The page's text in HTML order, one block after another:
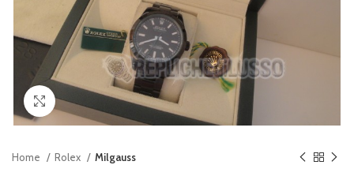
Clicca per ingrandire
Home Rolex Milgauss